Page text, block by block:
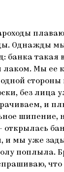
Однажды
банка такая
лаком. Мы ее
стороны
без лица
и
шипение,
открылась
и мы уже
поплыла.
что